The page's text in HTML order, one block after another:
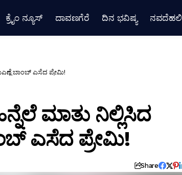
ಕ್ರೈಂ ನ್ಯೂಸ್ ದಾವಣಗೆರೆ ದಿನ ಭವಿಷ್ಯ ನವದೆಹಲಿ
ಬಾಂಬ್ ಎಸೆದ ಪ್ರೇಮಿ!
ಮಾತು ನಿಲ್ಲಿಸಿದ
ಎಸೆದ ಪ್ರೇಮಿ!
Share